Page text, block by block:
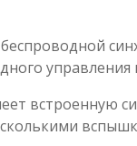
встроенную